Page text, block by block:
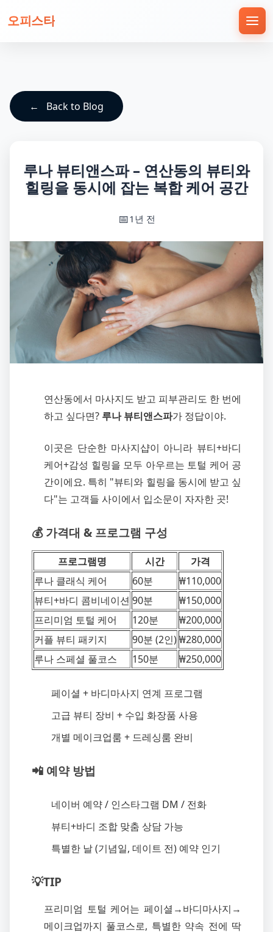
오피스타
Back to Blog
루나 뷰티앤스파 – 연산동의 뷰티와
힐링을 동시에 잡는 복합 케어 공간
1년 전
연산동에서 마사지도 받고 피부관리도 한 번에
하고 싶다면? 루나 뷰티앤스파가 정답이야.
이곳은 단순한 마사지샵이 아니라 뷰티+바디
케어+감성 힐링을 모두 아우르는 토털 케어 공
간이에요. 특히 "뷰티와 힐링을 동시에 받고 싶
다"는 고객들 사이에서 입소문이 자자한 곳!
💰 가격대 & 프로그램 구성
프로그램명 시간
가격
루나 클래식 케어
60분
₩110,000
뷰티+바디 콤비네이션 90분
₩150,000
프리미엄 토털 케어
120분
₩200,000
커플 뷰티 패키지
90분 (2인)₩280,000
루나 스페셜 풀코스
150분 ₩250,000
페이셜 + 바디마사지 연계 프로그램
고급 뷰티 장비 + 수입 화장품 사용
개별 메이크업룸 + 드레싱룸 완비
📲 예약 방법
네이버 예약 / 인스타그램 DM / 전화
뷰티+바디 조합 맞춤 상담 가능
특별한 날 (기념일, 데이트 전) 예약 인기
💡TIP
프리미엄 토털 케어는 페이셜→바디마사지→
메이크업까지 풀코스로, 특별한 약속 전에 딱